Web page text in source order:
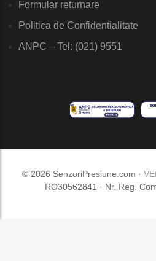
Formular returnare
Politica de Confidentialitate
ANPC – Tel: (021) 9551
© 2026 SenzoriPresiune.com ·
RO30562841 · Nr. Reg.